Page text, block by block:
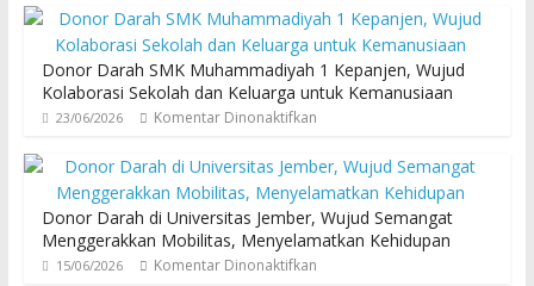
Donor Darah SMK Muhammadiyah 1 Kepanjen, Wujud
Kolaborasi Sekolah dan Keluarga untuk Kemanusiaan
23/06/2026 Komentar Dinonaktifkan
Donor Darah di Universitas Jember, Wujud Semangat
Menggerakkan Mobilitas, Menyelamatkan Kehidupan
15/06/2026 Komentar Dinonaktifkan